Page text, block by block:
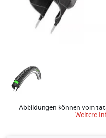
Abbildungen können vom
Weitere